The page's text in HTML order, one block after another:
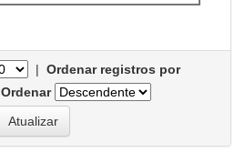
| Ordenar registros por
Ordenar